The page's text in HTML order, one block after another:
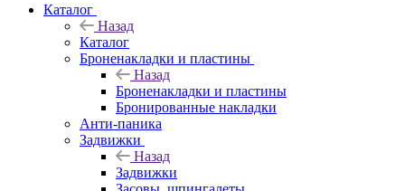
Каталог
Назад
Каталог
Броненакладки и пластины
Назад
Броненакладки и пластины
Бронированные накладки
Анти-паника
Задвижки
Назад
Задвижки